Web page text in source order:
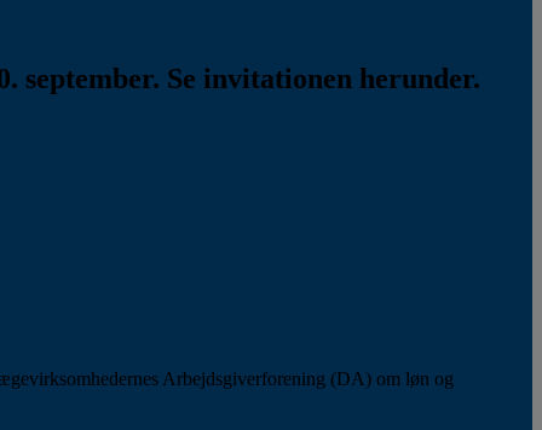
september. Se invitationen herunder.
Arbejdsgiverforening (DA) om løn og